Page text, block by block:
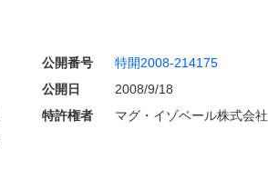
公開番号 特開2008-214175
公開日
2008/9/18
特許権者 マグ・イゾベール株式会社